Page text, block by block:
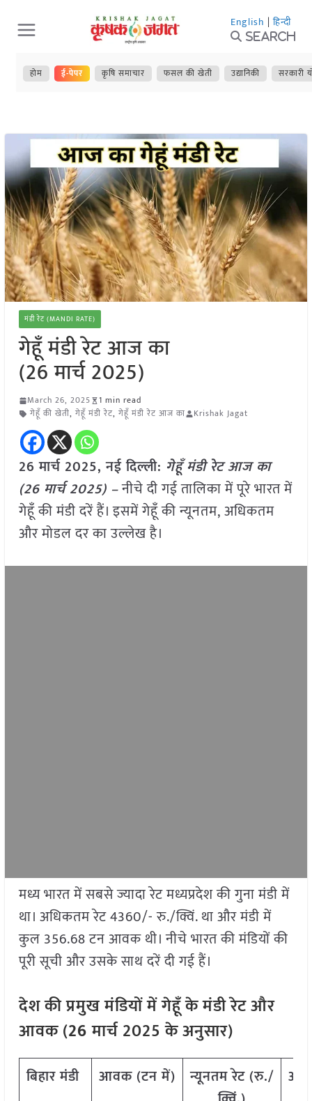
Skip
to
content
English | हिन्दी
Search
होम ई-पेपर कृषि समाचार फसल की खेती उद्यानिकी सरकारी
मंडी रेट (MANDI RATE)
गेहूँ मंडी रेट आज का
(26 मार्च 2025)
March 26, 2025
1 min read
गेहूँ की खेती, गेहूँ मंडी रेट, गेहूँ मंडी रेट आज का Krishak Jagat
26 मार्च 2025, नई दिल्ली: गेहूँ मंडी रेट आज का
(26 मार्च 2025) –नीचे दी गई तालिका में पूरे भारत में
गेहूँ की मंडी दरें हैं। इसमें गेहूँ की न्यूनतम, अधिकतम
और मोडल दर का उल्लेख है।
मध्य भारत में सबसे ज्यादा रेट मध्यप्रदेश की गुना मंडी में
था। अधिकतम रेट 4360/- रु./क्विं. था और मंडी में
कुल 356.68 टन आवक थी। नीचे भारत की मंडियों की
पूरी सूची और उसके साथ दरें दी गई हैं।
देशकीप्रमुखमंडियोंमेंगेहूँकेमंडीरेटऔर
आवक(26मार्च2025 केअनुसार)
बिहारमंडी आवक(टनमें) न्यूनतमरेट(रु./